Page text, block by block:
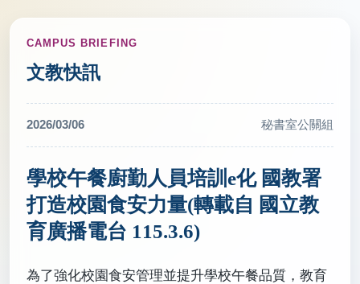
CAMPUS BRIEFING
文教快訊
2026/03/06 秘書室公關組
學校午餐廚勤人員培訓e化 國教署
打造校園食安力量(轉載自 國立教
育廣播電台 115.3.6)
為了強化校園食安管理並提升學校午餐品質，教育